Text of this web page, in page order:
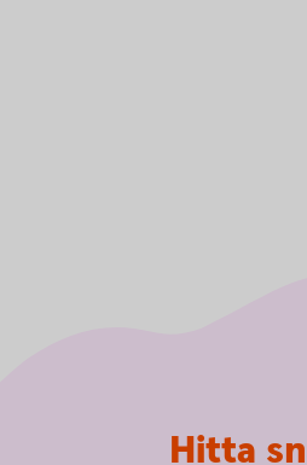
Hitta